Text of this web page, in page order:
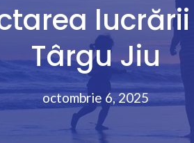
Târgu Jiu
octombrie 6, 2025